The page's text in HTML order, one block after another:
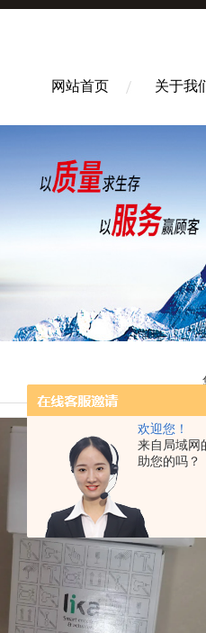
欢迎您！
来自局域网
助您的吗？
网站首页 关于我